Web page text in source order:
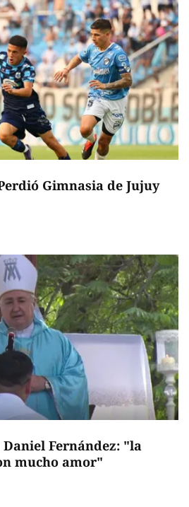
Gimnasia de Jujuy
Daniel Fernández: "la
mucho amor"